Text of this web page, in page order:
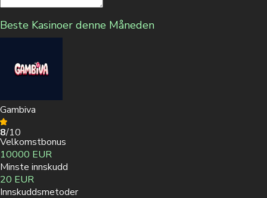
240 NOK
Beste Kasinoer denne Måneden
Gambiva
8/10
Velkomstbonus
10000 EUR
Minste innskudd
20 EUR
Innskuddsmetoder